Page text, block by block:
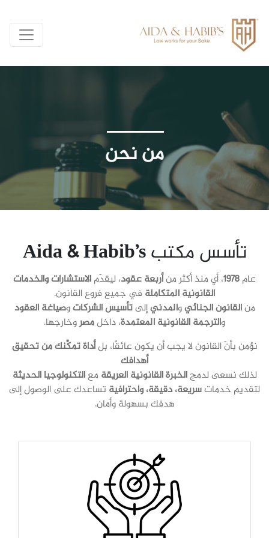
من نحن
تأسس مكتبAida & Habib’s
عام1978، أي منذ أكثر منأربعة عقود، ليقدّمالاستشارات والخدمات
القانونية المتكاملة في جميع فروع القانون.
منالقانون الجنائيوالمدنيإلىتأسيس الشركاتوصياغة العقود
والترجمة القانونية المعتمدة، داخلمصروخارجها.
نؤمن بأنّ القانون لا يجب أن يكون عائقًا، بلأداة تمكِّنك من تحقيق
أهدافك
لذلك نسعى لدمجالخبرة القانونية العريقةمعالتكنولوجيا الحديثة
لتقديم خدماتسريعة، دقيقة، واحترافية تساعدك على الوصول إلى
هدفك بسهولة وأمان.